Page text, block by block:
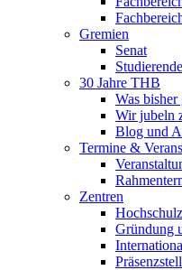
Gremien
Senat
30 Jahre THB
Was bisher
Wir jubeln
Blog und
Termine &
Zentren
Gründung